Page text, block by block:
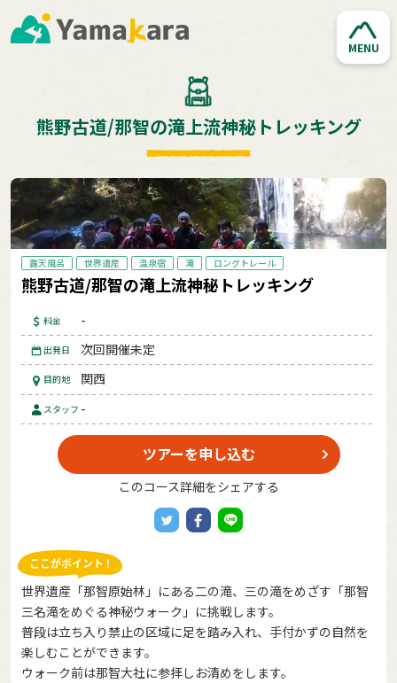
MENU
熊野古道/那智の滝上流神秘トレッキング
露天風呂 世界遺産 温泉宿 滝 ロングトレール
熊野古道/那智の滝上流神秘トレッキング
料金 -
出発日 次回開催未定
目的地 関西
スタッフ -
ツアーを申し込む
このコース詳細をシェアする
世界遺産「那智原始林」にある二の滝、三の滝をめざす「那智
三名滝をめぐる神秘ウォーク」に挑戦します。
普段は立ち入り禁止の区域に足を踏み入れ、手付かずの自然を
楽しむことができます。
ウォーク前は那智大社に参拝しお清めをします。